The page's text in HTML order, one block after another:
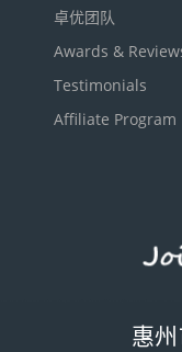
卓优团队
Awards &
Testimonials
Affiliate Program
惠